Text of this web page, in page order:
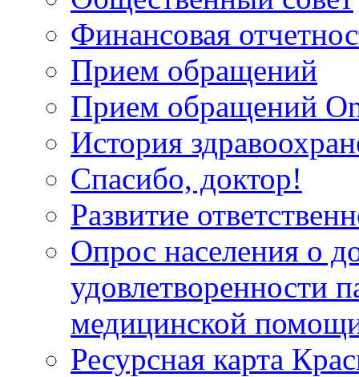
Финансовая
Прием обращений
Прием обращений
История
Спасибо, доктор!
Развитие
Опрос населения о
удовлетворенности
медицинской
Ресурсная карта